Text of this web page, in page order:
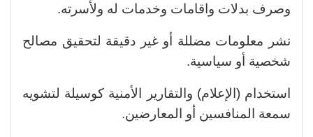
وصرف بدلات واقامات وخدمات له ولأسرته.
نشر معلومات مضللة أو غير دقيقة لتحقيق مصالح
شخصية أو سياسية.
استخدام (الإعلام) والتقارير الأمنية كوسيلة لتشويه
سمعة المنافسين أو المعارضين.